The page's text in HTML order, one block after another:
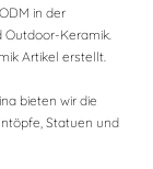
in der
Keramik.
Artikel erstellt.
bieten wir die
Statuen und